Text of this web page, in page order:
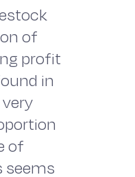
of
profit
in
of